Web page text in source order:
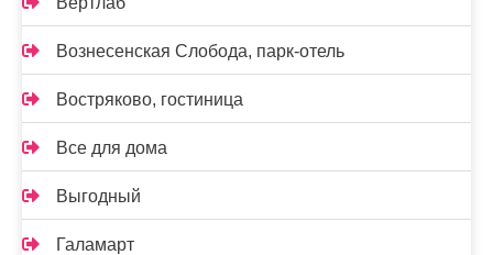
Вознесенская Слобода, парк-отель
Востряково, гостиница
Все для дома
Выгодный
Галамарт